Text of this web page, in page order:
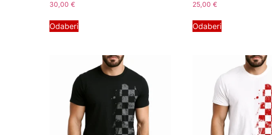
30,00 €
Odaberi
25,00 €
Odaberi